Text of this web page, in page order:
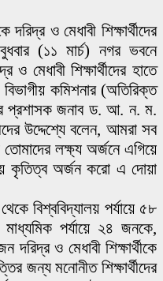
দরিদ্র ও মেধাবী শিক্ষার্থীদের
(১১ মার্চ) নগর ভবনে
মেধাবী শিক্ষার্থীদের হাতে
কমিশনার (অতিরিক্ত
প্রশাসক জনাব ড. আ. ন. ম.
উদ্দেশ্যে বলেন, আমরা সব
লক্ষ্য অর্জনে এগিয়ে
কৃতিত্ব অর্জন করো এ দোয়া
বিশ্ববিদ্যালয় পর্যায়ে ৫৮
পর্যায়ে ২৪ জনকে,
ও মেধাবী শিক্ষার্থীকে
জন্য মনোনীত শিক্ষার্থীদের